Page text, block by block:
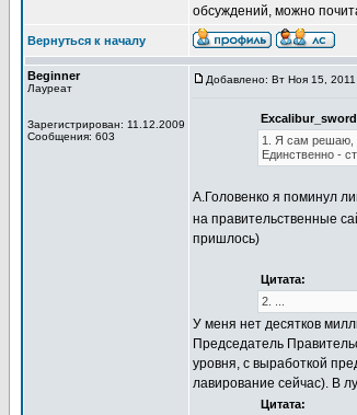
обсуждений, можно
Вернуться к началу
Beginner
Лауреат
Зарегистрирован: 11.12.2009
Сообщения: 603
Добавлено: Вт Ноя 15,
1. Я сам решаю,
Единственно -
А.Головенко я поминул
на правительственные
пришлось)
Цитата:
2. ...
У меня нет десятков
Председатель
уровня, с выработкой
лавирование сейчас). В
Цитата: